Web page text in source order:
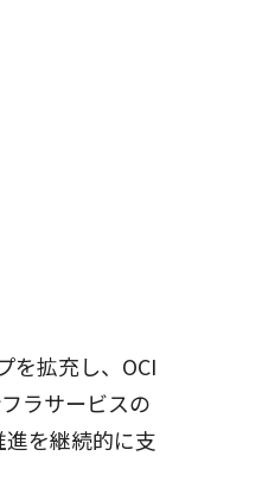
を拡充し、OCI
ラサービスの
を継続的に支